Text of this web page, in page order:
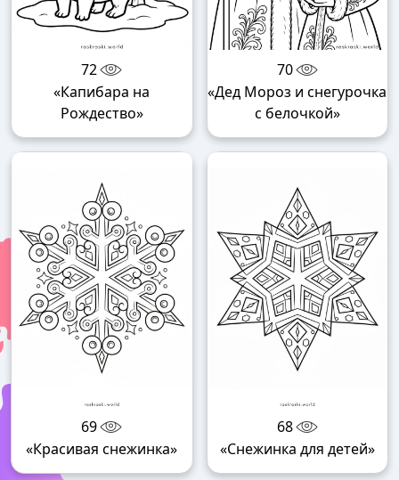
72
«Капибара на
Рождество»
70
«Дед Мороз и снегурочка
с белочкой»
69
«Красивая снежинка»
68
«Снежинка для детей»